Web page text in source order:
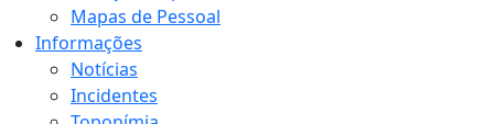
Mapas de Pessoal
Informações
Notícias
Incidentes